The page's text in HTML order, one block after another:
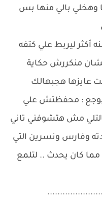
وهخلي بالي منها بس
ليربط علي كتفه
منكررش حكاية
عايزها هجبهالك
بوجع : محفظتش علي
مش هتشوفني تاني
وفارس ونسرين التي
كان يحدث .. لتلمع